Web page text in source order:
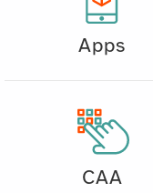
Apps
CAA